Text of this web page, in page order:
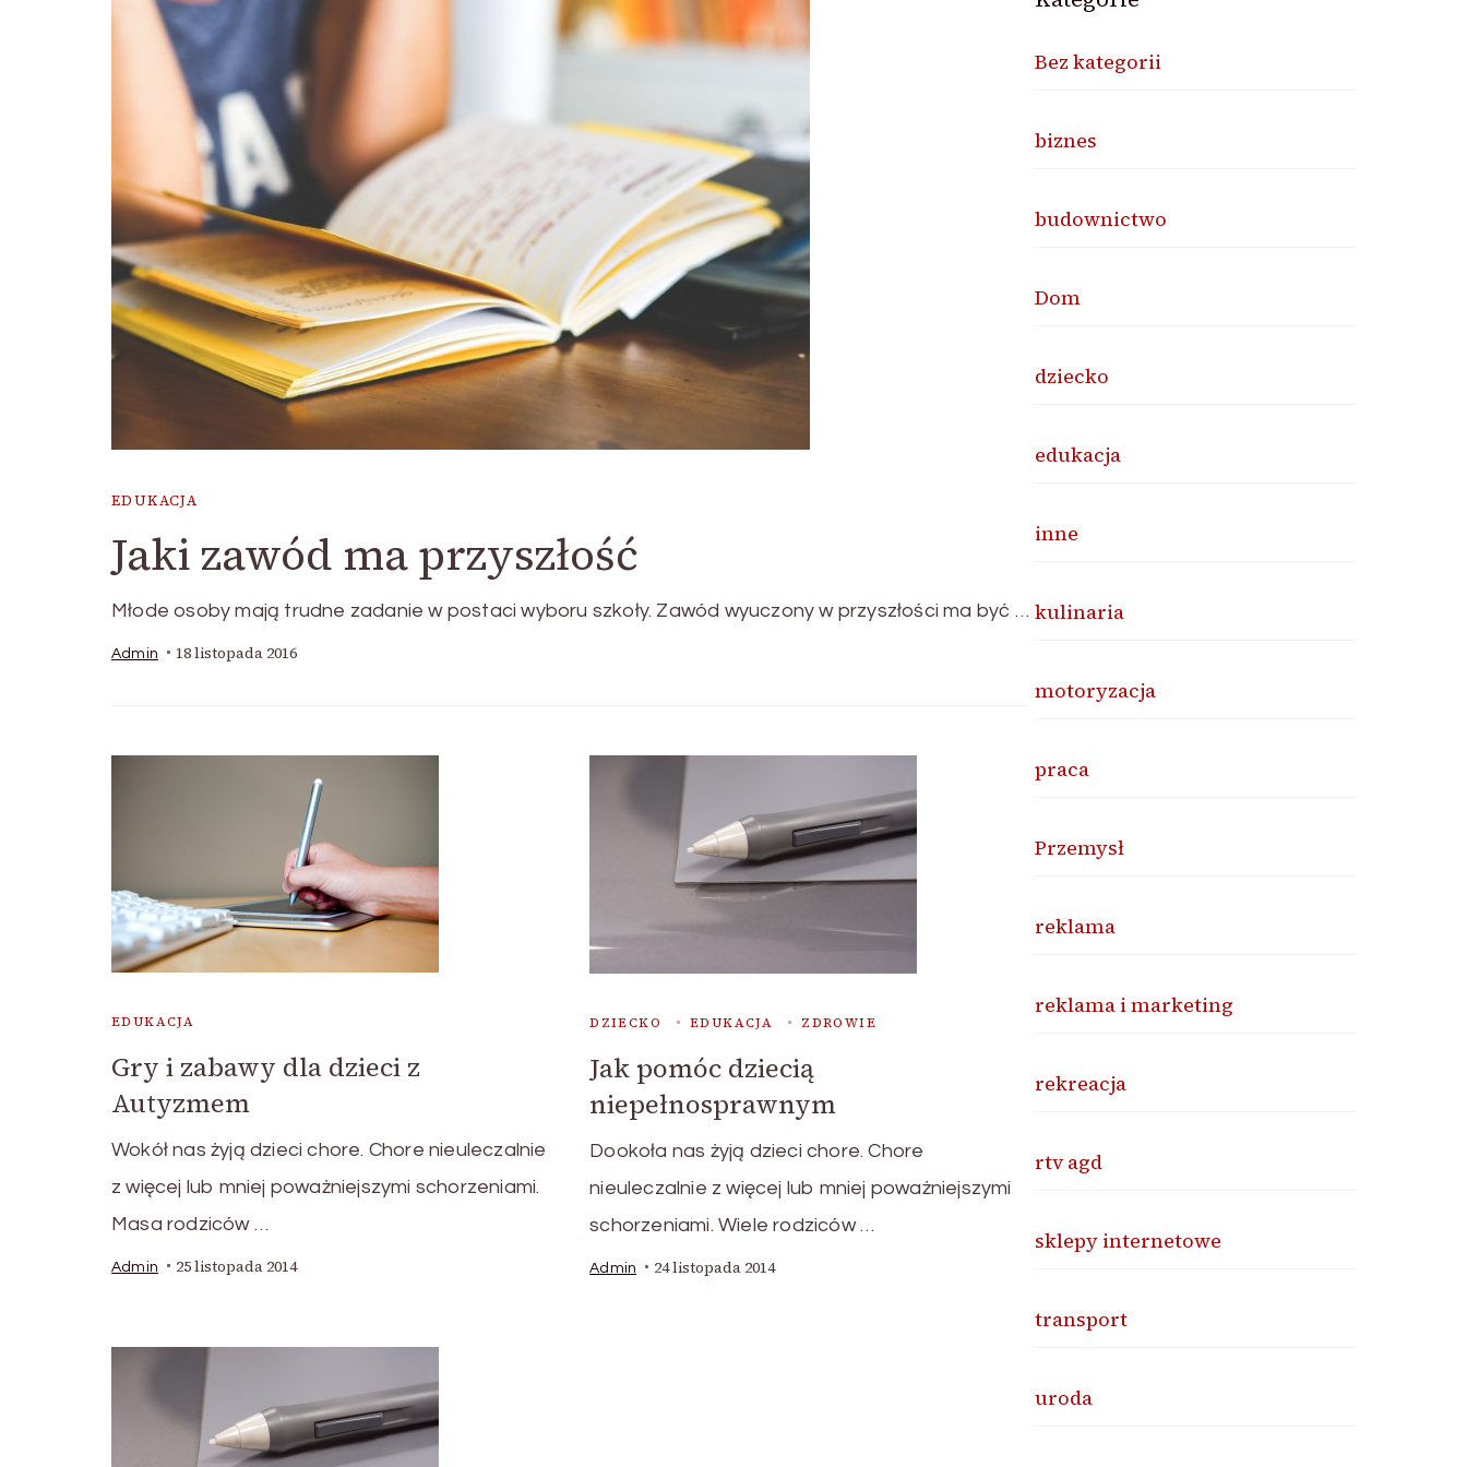
EDUKACJA
Jaki zawód ma przyszłość
Młode osoby mają trudne zadanie w postaci wyboru szkoły. Zawód wyuczony w przyszłości ma być …
Admin 18 listopada 2016
EDUKACJA
Gry i zabawy dla dzieci z
Autyzmem
Wokół nas żyją dzieci chore. Chore nieuleczalnie
z więcej lub mniej poważniejszymi schorzeniami.
Masa rodziców …
Admin 25 listopada 2014
DZIECKO EDUKACJA ZDROWIE
Jak pomóc dziecią
niepełnosprawnym
Dookoła nas żyją dzieci chore. Chore
nieuleczalnie z więcej lub mniej poważniejszymi
schorzeniami. Wiele rodziców …
Admin 24 listopada 2014
Bez kategorii
biznes
budownictwo
Dom
dziecko
edukacja
inne
kulinaria
motoryzacja
praca
Przemysł
reklama
reklama i marketing
rekreacja
rtv agd
sklepy internetowe
transport
uroda